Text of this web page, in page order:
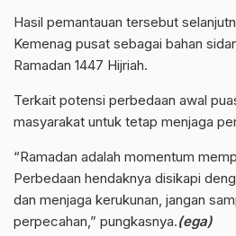
Hasil pemantauan tersebut
Kemenag pusat sebagai bahan
Ramadan 1447 Hijriah.
Terkait potensi perbedaan awal
masyarakat untuk tetap menjaga
“Ramadan adalah momentum
Perbedaan hendaknya disikapi
dan menjaga kerukunan, jangan
perpecahan,” pungkasnya.(ega)